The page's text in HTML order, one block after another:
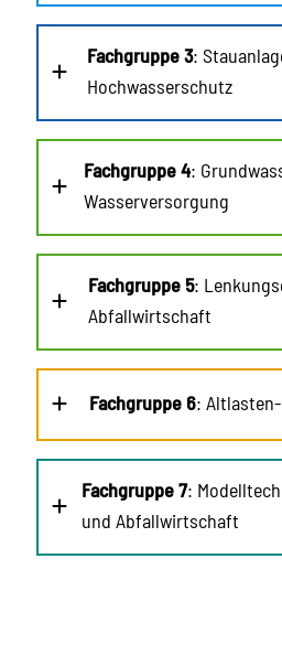
Fachgruppe 3:
Hochwasserschutz
Fachgruppe 4:
Wasserversorgung
Fachgruppe 5:
Abfallwirtschaft
Fachgruppe 6:
Fachgruppe 7:
und Abfallwirtschaft